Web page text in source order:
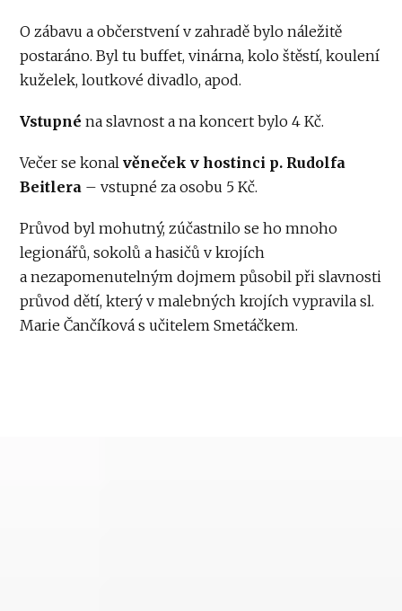
O zábavu a občerstvení v zahradě bylo náležitě
postaráno. Byl tu buffet, vinárna, kolo štěstí, koulení
kuželek, loutkové divadlo, apod.
Vstupné na slavnost a na koncert bylo 4 Kč.
Večer se konal věneček v hostinci p. Rudolfa
Beitlera – vstupné za osobu 5 Kč.
Průvod byl mohutný, zúčastnilo se ho mnoho
legionářů, sokolů a hasičů v krojích
a nezapomenutelným dojmem působil při slavnosti
průvod dětí, který v malebných krojích vypravila sl.
Marie Čančíková s učitelem Smetáčkem.